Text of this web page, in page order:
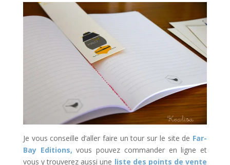
Je vous conseille d’aller faire un tour sur le site de Far-
Bay Editions, vous pouvez commander en ligne et
vous y trouverez aussi une liste des points de vente